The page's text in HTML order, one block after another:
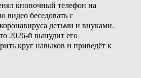
кнопочный телефон на
видео беседовать с
детьми и внуками.
2026-й вынудит его
круг навыков и приведёт к